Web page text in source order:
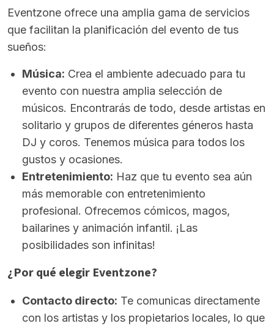
Eventzone ofrece una amplia gama de servicios
que facilitan la planificación del evento de tus
sueños:
Música: Crea el ambiente adecuado para tu
evento con nuestra amplia selección de
músicos. Encontrarás de todo, desde artistas en
solitario y grupos de diferentes géneros hasta
DJ y coros. Tenemos música para todos los
gustos y ocasiones.
Entretenimiento: Haz que tu evento sea aún
más memorable con entretenimiento
profesional. Ofrecemos cómicos, magos,
bailarines y animación infantil. ¡Las
posibilidades son infinitas!
¿Por qué elegir Eventzone?
Contacto directo: Te comunicas directamente
con los artistas y los propietarios locales, lo que